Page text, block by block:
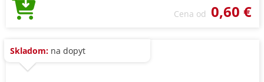
Cena od 0,60 €
Skladom: na dopyt